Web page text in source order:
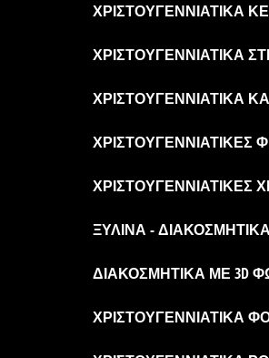
ΧΡΙΣΤΟΥΓΕΝΝΙΆΤΙΚΑ
ΧΡΙΣΤΟΥΓΕΝΝΙΆΤΙΚΑ
ΧΡΙΣΤΟΥΓΕΝΝΙΆΤΙΚΑ
ΧΡΙΣΤΟΥΓΕΝΝΙΆΤΙΚΕΣ
ΧΡΙΣΤΟΥΓΕΝΝΙΆΤΙΚΕΣ
ΞΎΛΙΝΑ - ΔΙΑΚΟΣΜΗΤΙΚΆ
ΔΙΑΚΟΣΜΗΤΙΚΆ ΜΕ 3D
ΧΡΙΣΤΟΥΓΕΝΝΙΆΤΙΚΑ